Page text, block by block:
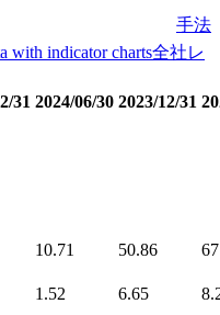
手法
with indicator charts全社レ
31 2024/06/30 2023/12/31
10.71 50.86
1.52 6.65